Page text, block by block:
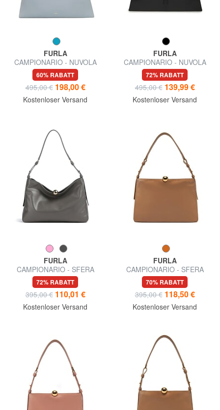
FURLA
CAMPIONARIO - NUVOLA
Umhängetasche
60% RABATT
495,00 € 198,00 €
Kostenloser Versand
FURLA
CAMPIONARIO - NUVOLA
halbstarre Ledertasche
72% RABATT
495,00 € 139,99 €
Kostenloser Versand
FURLA
CAMPIONARIO - SFERA
SOFT Schultertasche, Leder,
Hergestellt in Italien
72% RABATT
395,00 € 110,01 €
Kostenloser Versand
FURLA
CAMPIONARIO - SFERA
SOFT L Schultertasche, Leder
70% RABATT
395,00 € 118,50 €
Kostenloser Versand